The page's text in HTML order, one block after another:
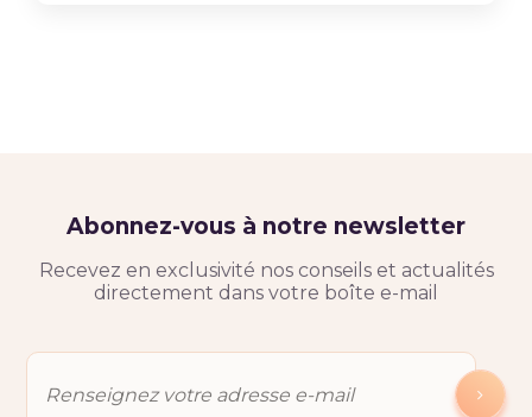
Abonnez-vous à notre newsletter
Recevez en exclusivité nos conseils et actualités
directement dans votre boîte e-mail